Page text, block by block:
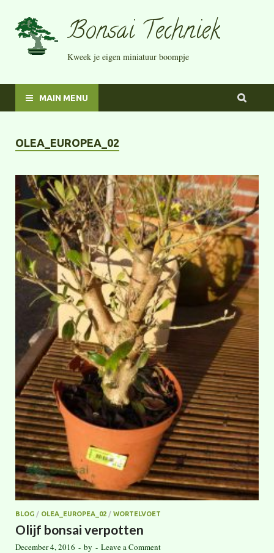
Bonsai Techniek
Kweek je eigen miniatuur boompje
MAIN MENU
OLEA_EUROPEA_02
BLOG / OLEA_EUROPEA_02 / WORTELVOET
Olijf bonsai verpotten
December 4, 2016 - by - Leave a Comment